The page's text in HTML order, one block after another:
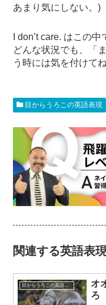
あまり気にしない。)
I don’t care. はこの
どんな状況でも、「
う時には気を付けてね
目からうろこの英語表現
関連する英語表
目からうろこの英語表現
オ
ろ